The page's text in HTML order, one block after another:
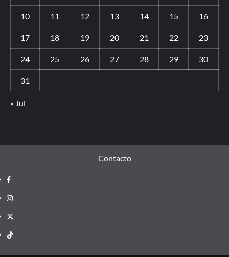
10 11 12 13 14 15 16
17 18 19 20 21 22 23
24 25 26 27 28 29 30
31
« Jul
Contacto